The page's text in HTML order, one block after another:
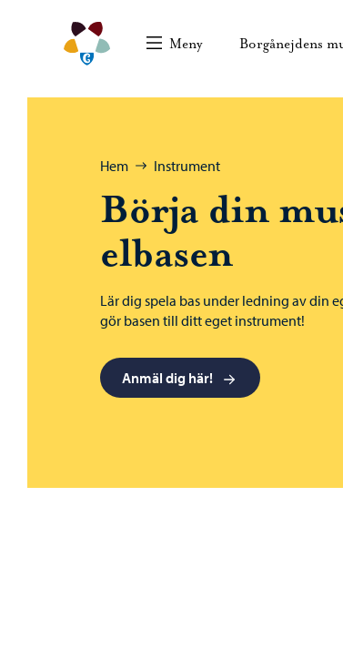
Meny Borgånejdens
Bläddra:
Hem Instrument
Börja din
elbasen
Lär dig spela bas under ledning av din
gör basen till ditt eget instrument!
Anmäl dig här!